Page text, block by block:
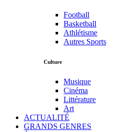
Football
Basketball
Athlétisme
Autres Sports
Culture
Musique
Cinéma
Littérature
Art
ACTUALITÉ
GRANDS GENRES